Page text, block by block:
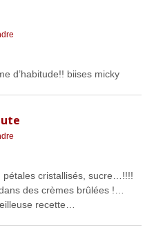
d’habitude!! biises micky
pétales cristallisés, sucre…!!!!
des crèmes brûlées !…
recette…